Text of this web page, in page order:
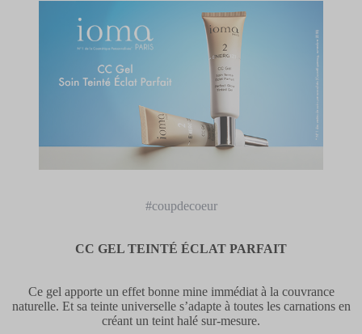
#coupdecoeur
CC GEL TEINTÉ ÉCLAT PARFAIT
Ce gel apporte un effet bonne mine immédiat à la couvrance
naturelle. Et sa teinte universelle s’adapte à toutes les carnations en
créant un teint halé sur-mesure.